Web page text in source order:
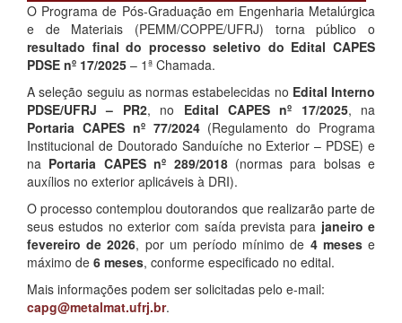
O Programa de Pós-Graduação em Engenharia Metalúrgica
e de Materiais (PEMM/COPPE/UFRJ) torna público o
resultado final do processo seletivo do Edital CAPES
PDSE nº 17/2025 – 1ª Chamada.
A seleção seguiu as normas estabelecidas no Edital Interno
PDSE/UFRJ – PR2, no Edital CAPES nº 17/2025, na
Portaria CAPES nº 77/2024(Regulamento do Programa
Institucional de Doutorado Sanduíche no Exterior – PDSE) e
na Portaria CAPES nº 289/2018(normas para bolsas e
auxílios no exterior aplicáveis à DRI).
O processo contemplou doutorandos que realizarão parte de
seus estudos no exterior com saída prevista para janeiro e
fevereiro de 2026, por um período mínimo de 4 mesese
máximo de 6 meses, conforme especificado no edital.
Mais informações podem ser solicitadas pelo e-mail:
capg@metalmat.ufrj.br.